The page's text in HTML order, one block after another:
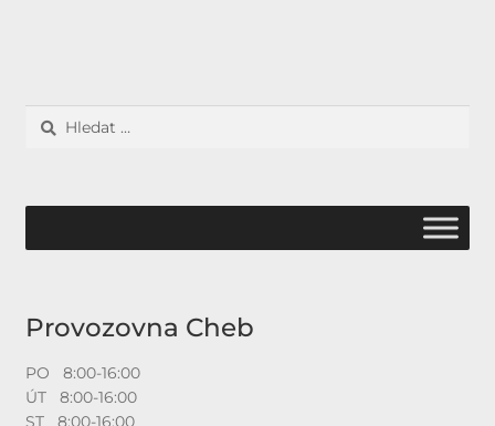
Vyhledávání
Provozovna Cheb
PO 8:00-16:00
ÚT 8:00-16:00
ST 8:00-16:00